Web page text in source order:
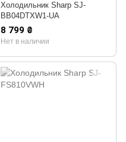
Холодильник Sharp SJ-
BB04DTXW1-UA
8 799 ₴
Нет в наличии